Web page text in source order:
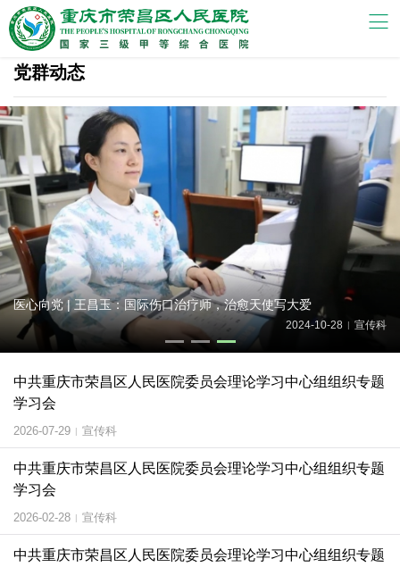
党群动态
荣昌牵手隆昌|共建渝西川南边界地区党建医疗联盟 携手守护群众
康
2024-10-25 | 宣传
中共重庆市荣昌区人民医院委员会理论学习中心组组织专题
学习会
2026-07-29 | 宣传科
中共重庆市荣昌区人民医院委员会理论学习中心组组织专题
学习会
2026-02-28 | 宣传科
中共重庆市荣昌区人民医院委员会理论学习中心组组织专题